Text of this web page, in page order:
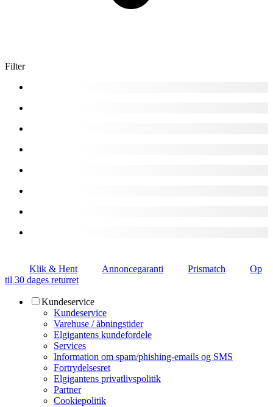
Filter
Klik & Hent Annoncegaranti Prismatch
Op
til 30 dages returret
Kundeservice
Kundeservice
Varehuse / åbningstider
Elgigantens kundefordele
Services
Information om spam/phishing-emails og SMS
Fortrydelsesret
Elgigantens privatlivspolitik
Partner
Cookiepolitik